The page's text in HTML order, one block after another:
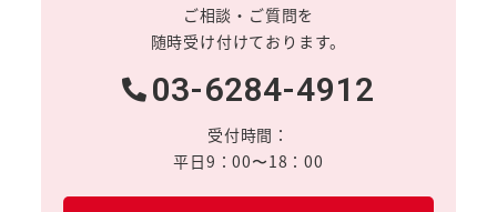
ご相談・ご質問を
随時受け付けております。
03-6284-4912
受付時間：
平日9：00〜18：00